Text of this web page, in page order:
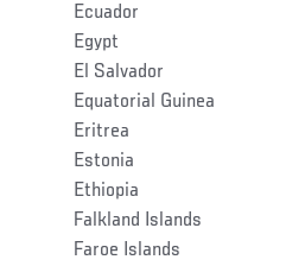
Ecuador
Egypt
El Salvador
Equatorial Guinea
Eritrea
Estonia
Ethiopia
Falkland Islands
Faroe Islands